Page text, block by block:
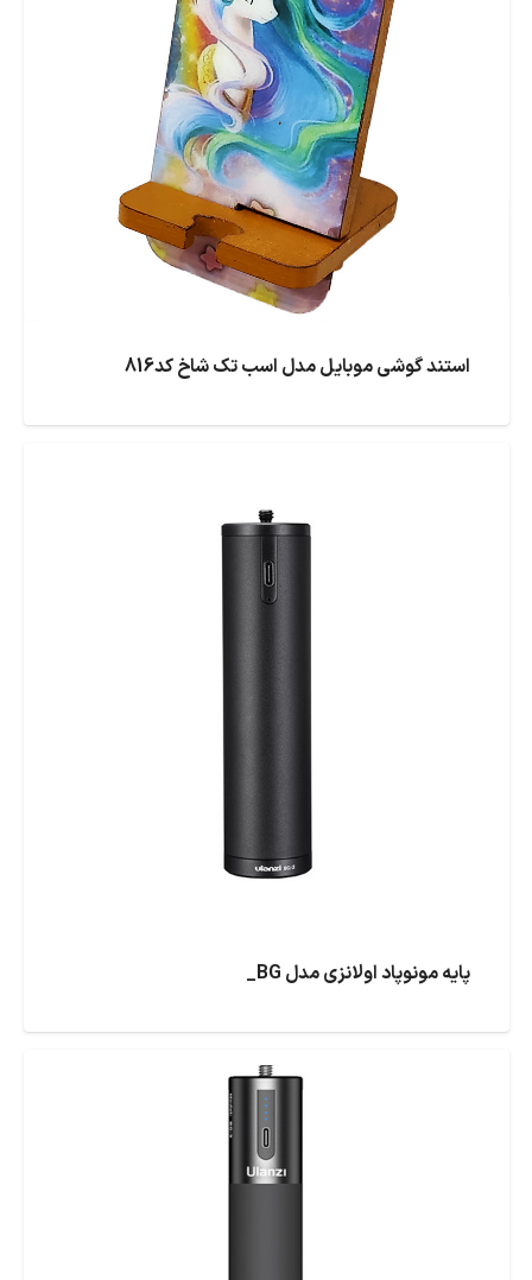
استند گوشی موبایل مدل اسب تک شاخ کد816
پایه مونوپاد اولانزی مدل BG_